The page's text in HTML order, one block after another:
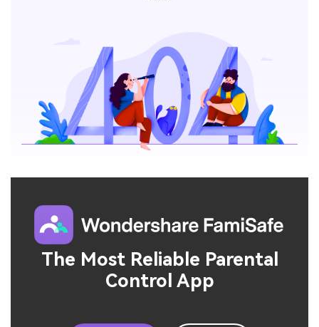
Try It Free
Geonection
Activity Monitor
Parenting Knowledge
Read More>
search
The Most Reliable Parental
Control App